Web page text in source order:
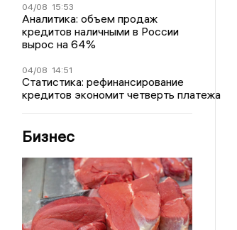
04/08 15:53
Аналитика: объем продаж
кредитов наличными в России
вырос на 64%
04/08 14:51
Статистика: рефинансирование
кредитов экономит четверть платежа
Бизнес